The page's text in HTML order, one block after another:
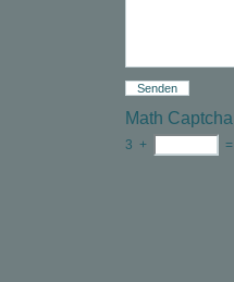
Math Captcha
3 + =